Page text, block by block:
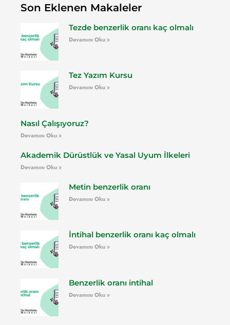
Son Eklenen Makaleler
Tezde benzerlik oranı kaç olmalı
Devamını Oku »
Tez Yazım Kursu
Devamını Oku »
Nasıl Çalışıyoruz?
Devamını Oku »
Akademik Dürüstlük ve Yasal Uyum İlkeleri
Devamını Oku »
Metin benzerlik oranı
Devamını Oku »
İntihal benzerlik oranı kaç olmalı
Devamını Oku »
Benzerlik oranı intihal
Devamını Oku »